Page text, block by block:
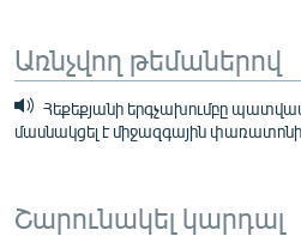
Առնչվող թեմաներով
Հեքեքյանի երգչախումբը
մասնակցել է միջազգային փառատոնի
Շարունակել կարդալ